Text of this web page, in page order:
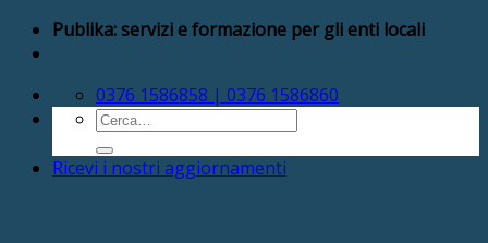
Salta Publika: servizi e formazione per gli enti locali
0376 1586858 | 0376 1586860
Cerca:
Ricevi i nostri aggiornamenti